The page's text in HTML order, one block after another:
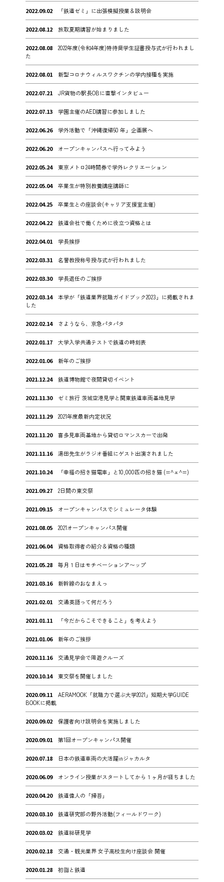
2022.09.02 「鉄道ゼミ」に出張模擬授業＆説明会
2022.08.12 旅取夏期講習が始まりました
2022.08.08
2022年度(令和4年度)特待奨学生証書授与式が行われまし
た
2022.08.01 新型コロナウィルスワクチンの学内接種を実施
2022.07.21 JR貨物の駅長OBに直撃インタビュー
2022.07.13 学園主催のAED講習に参加しました
2022.06.26 学外活動で「沖縄復帰50 年」企画展へ
2022.06.20 オープンキャンパスへ行ってみよう
2022.05.24 東京メトロ24時間券で学外レクリエーション
2022.05.04 卒業生が特別教養講座講師に
2022.04.25 卒業生との座談会(キャリア支援室主催)
2022.04.22 鉄道会社で働くために役立つ資格とは
2022.04.01 学長挨拶
2022.03.31 名誉教授称号授与式が行われました
2022.03.30 学長退任のご挨拶
2022.03.14
本学が「鉄道業界就職ガイドブック2023」に掲載されま
した
2022.02.14 さようなら、京急パタパタ
2022.01.17 大学入学共通テストで鉄道の時刻表
2022.01.06 新年のご挨拶
2021.12.24 鉄道博物館で夜間貸切イベント
2021.11.30 ゼミ旅行 茨城空港見学と関東鉄道車両基地見学
2021.11.29 2021年度最新内定状況
2021.11.20 喜多見車両基地から貸切ロマンスカーで出発
2021.11.16 湯田先生がラジオ番組にゲスト出演されました
2021.10.24 「幸福の招き猫電車」と10,000匹の招き猫 (=^ェ^=)
2021.09.27 2日間の東交祭
2021.09.15 オープンキャンパスでシミュレータ体験
2021.08.05 2021オープンキャンパス開催
2021.06.04 資格取得者の紹介＆資格の種類
2021.05.28 毎月１日はモチベーションア〜ップ
2021.03.16 新幹線のおなまえっ
2021.02.01 交通英語って何だろう
2021.01.11 「今だからこそできること」を考えよう
2021.01.06 新年のご挨拶
2020.11.16 交通見学会で周遊クルーズ
2020.10.14 東交祭を開催しました
2020.09.11
AERAMOOK「就職力で選ぶ大学2021」短期大学GUIDE
BOOKに掲載
2020.09.02 保護者向け説明会を実施しました
2020.09.01 第1回オープンキャンパス開催
2020.07.18 日本の鉄道車両の大活躍inジャカルタ
2020.06.09 オンライン授業がスタートしてから１ヶ月が経ちました
2020.04.20 鉄道偉人の「掃苔」
2020.03.10 鉄道研究部の野外活動(フィールドワーク)
2020.03.02 鉄道総研見学
2020.02.18 交通・観光業界 女子高校生向け座談会 開催
2020.01.28 初詣と鉄道